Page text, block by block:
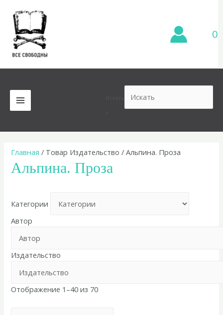
содержимому
0
MAIN
MENU
Главная / Товар Издательство / Альпина. Проза
Альпина. Проза
Категории
Автор
Издательство
Отображение 1–40 из 70